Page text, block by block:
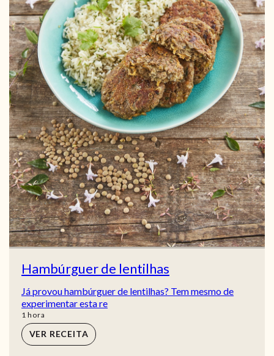
Hambúrguer de lentilhas
Já provou hambúrguer de lentilhas? Tem mesmo de
experimentar esta re
1 hora
hora
VER RECEITA